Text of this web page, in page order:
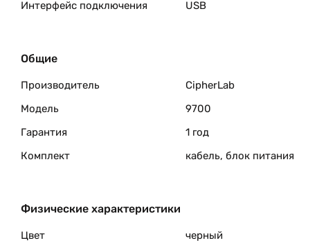
Интерфейс подключения USB
Общие
Производитель
CipherLab
Модель
9700
Гарантия
1 год
Комплект
кабель, блок питания
Физические характеристики
Цвет
черный